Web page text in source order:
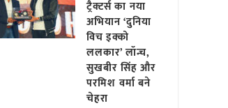
ट्रैक्टर्स का नया
अभियान ‘दुनिया
विच इक्को
ललकार’ लॉन्च,
सुखबीर सिंह और
परमिश वर्मा बने
चेहरा